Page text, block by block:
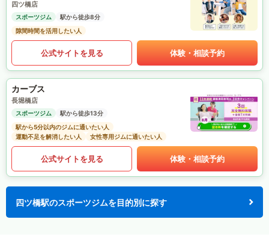
四ツ橋店
スポーツジム
駅から徒歩8分
隙間時間を活用したい人
公式サイトを見る 体験・相談予約
カーブス
長堀橋店
スポーツジム
駅から徒歩13分
駅から5分以内のジムに通いたい人
運動不足を解消したい人
女性専用ジムに通いたい人
公式サイトを見る 体験・相談予約
四ツ橋駅のスポーツジムを目的別に探す